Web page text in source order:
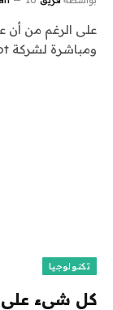
على الرغم من أن
ومباشرة لشركة Riot، إلا أنها تمثل فرصة مهمة…
تكنولوجيا
كل شيء على